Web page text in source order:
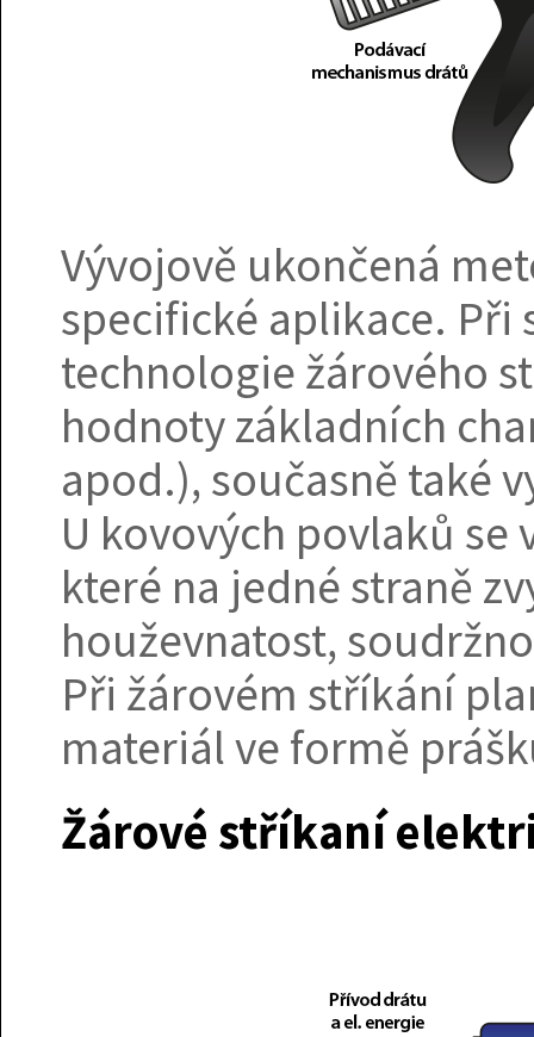
Vývojově ukončená
specifické aplikace.
technologie žárového
hodnoty základních
apod.), současně také
U kovových povlaků
které na jedné straně
houževnatost,
Při žárovém stříkání
materiál ve formě
Žárové stříkaní